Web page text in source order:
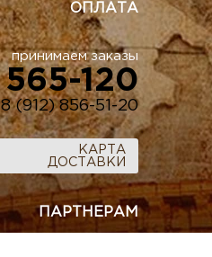
ОПЛАТА
принимаем заказы
565-120
8 (912) 856-51-20
КАРТА
ДОСТАВКИ
ПАРТНЕРАМ